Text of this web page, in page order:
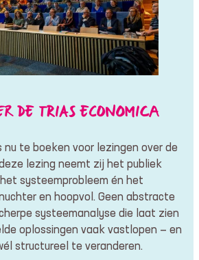
DE TRIAS ECONOMICA
te boeken voor lezingen over de
lezing neemt zij het publiek
systeemprobleem én het
en hoopvol. Geen abstracte
systeemanalyse die laat zien
oplossingen vaak vastlopen — en
structureel te veranderen.